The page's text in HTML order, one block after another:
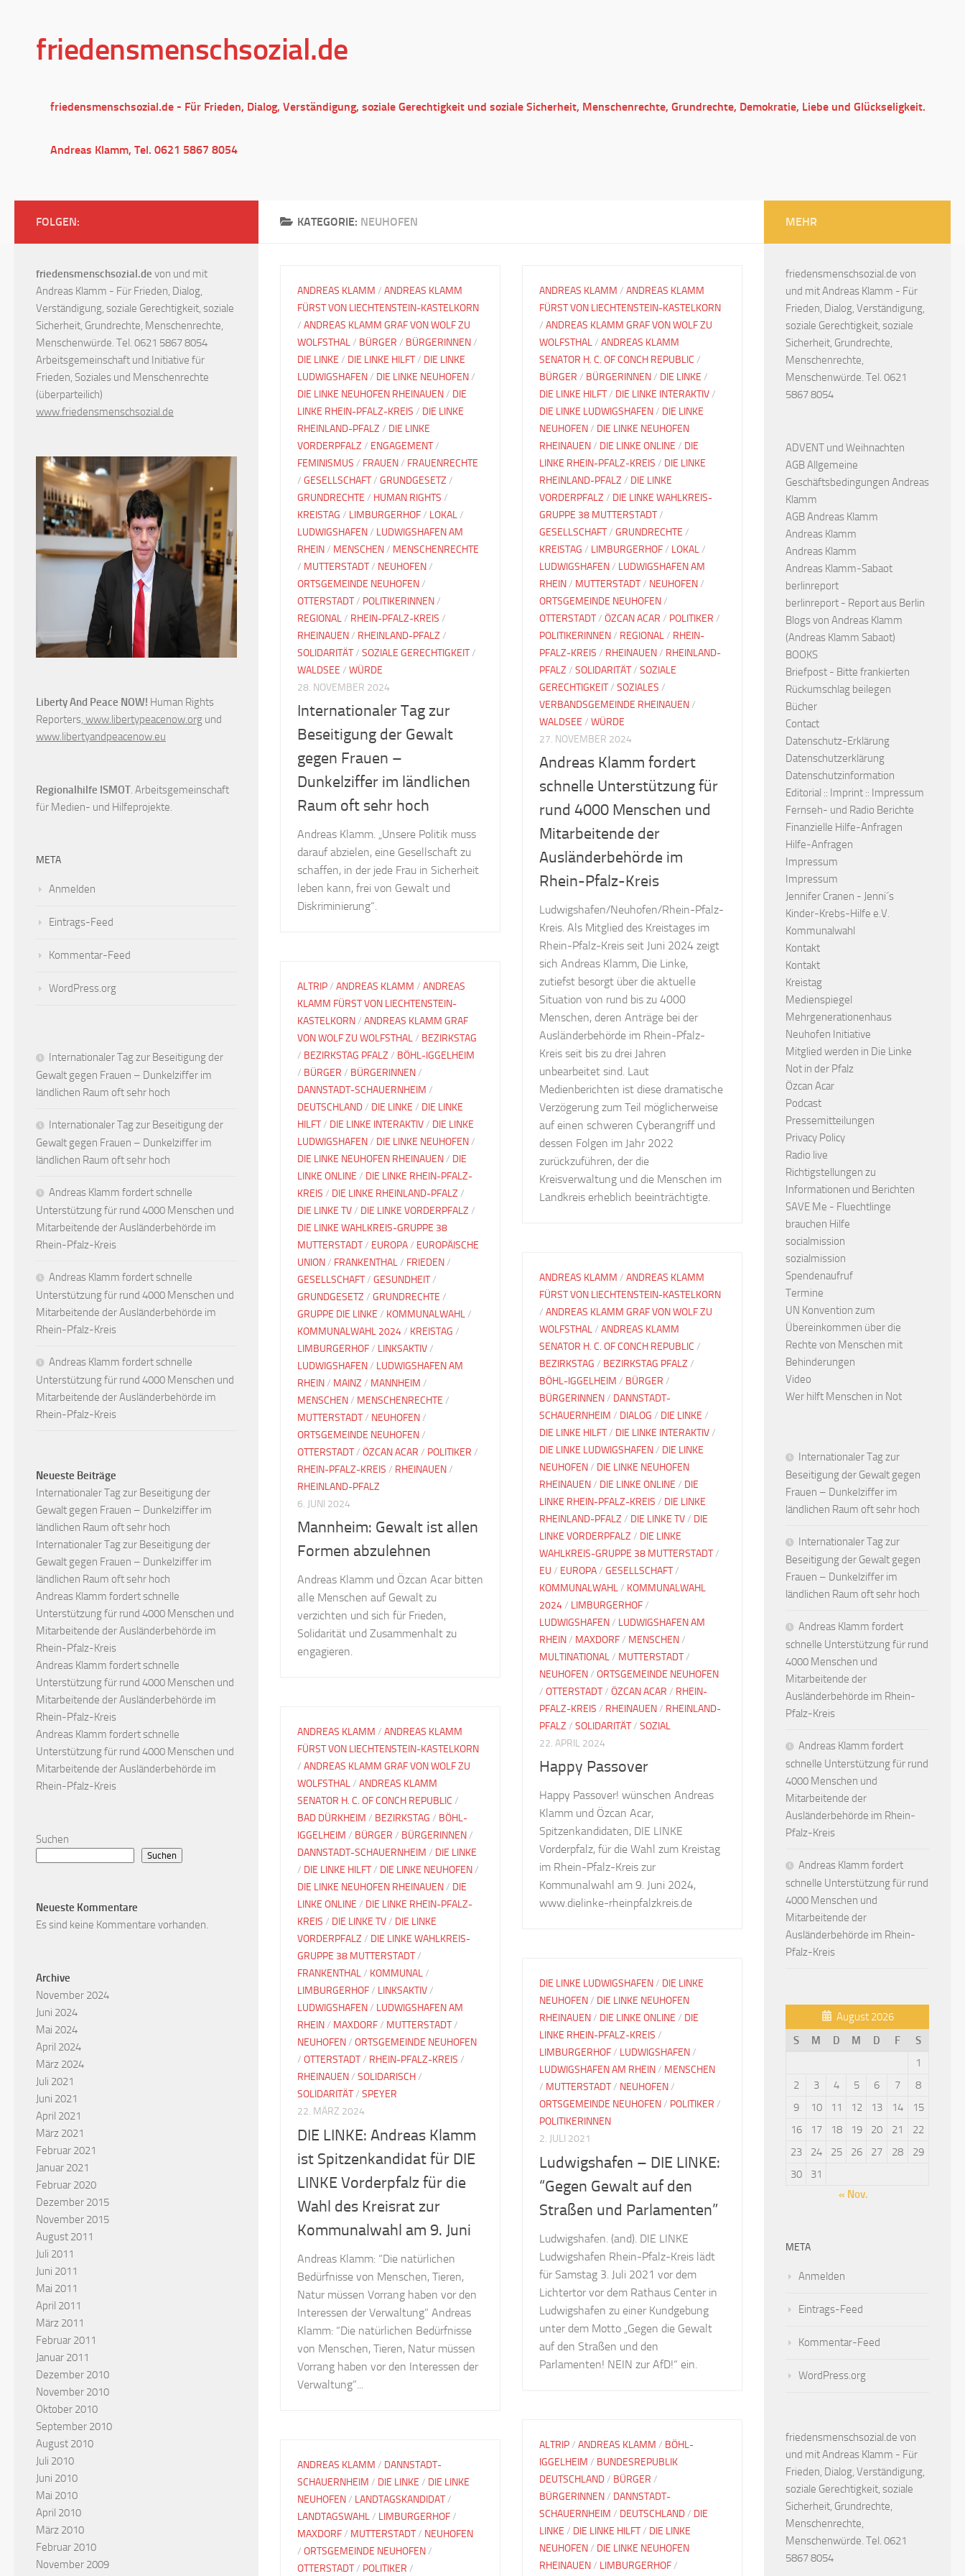
friedensmenschsozial.de
friedensmenschsozial.de - Für Frieden, Dialog, Verständigung, soziale Gerechtigkeit und soziale Sicherheit, Menschenrechte, Grundrechte, Demokratie, Liebe und Glückseligkeit.
Andreas Klamm, Tel. 0621 5867 8054
KATEGORIE: NEUHOFEN
ANDREAS KLAMM / ANDREAS KLAMM
FÜRST VON LIECHTENSTEIN-KASTELKORN
/ ANDREAS KLAMM GRAF VON WOLF ZU
WOLFSTHAL/ BÜRGER / BÜRGERINNEN/
DIE LINKE / DIE LINKE HILFT/ DIE LINKE
LUDWIGSHAFEN/ DIE LINKE NEUHOFEN/
DIE LINKE NEUHOFEN RHEINAUEN/ DIE
LINKE RHEIN-PFALZ-KREIS / DIE LINKE
RHEINLAND-PFALZ / DIE LINKE
VORDERPFALZ / ENGAGEMENT/
FEMINISMUS / FRAUEN/ FRAUENRECHTE
/ GESELLSCHAFT/ GRUNDGESETZ /
GRUNDRECHTE / HUMAN RIGHTS /
KREISTAG / LIMBURGERHOF/ LOKAL/
LUDWIGSHAFEN/ LUDWIGSHAFEN AM
RHEIN/ MENSCHEN/ MENSCHENRECHTE
/ MUTTERSTADT/ NEUHOFEN/
ORTSGEMEINDE NEUHOFEN/
OTTERSTADT/ POLITIKERINNEN/
REGIONAL/ RHEIN-PFALZ-KREIS /
RHEINAUEN/ RHEINLAND-PFALZ /
SOLIDARITÄT/ SOZIALE GERECHTIGKEIT/
WALDSEE / WÜRDE
28. NOVEMBER 2024
Internationaler Tag zur
Beseitigung der Gewalt
gegen Frauen –
Dunkelziffer im ländlichen
Raum oft sehr hoch
Andreas Klamm. „Unsere Politik muss
darauf abzielen, eine Gesellschaft zu
schaffen, in der jede Frau in Sicherheit
leben kann, frei von Gewalt und
Diskriminierung“.
ANDREAS KLAMM / ANDREAS KLAMM
FÜRST VON LIECHTENSTEIN-KASTELKORN
/ ANDREAS KLAMM GRAF VON WOLF ZU
WOLFSTHAL/ ANDREAS KLAMM
SENATOR H. C. OF CONCH REPUBLIC /
BÜRGER / BÜRGERINNEN/ DIE LINKE /
DIE LINKE HILFT/ DIE LINKE INTERAKTIV/
DIE LINKE LUDWIGSHAFEN/ DIE LINKE
NEUHOFEN/ DIE LINKE NEUHOFEN
RHEINAUEN/ DIE LINKE ONLINE / DIE
LINKE RHEIN-PFALZ-KREIS / DIE LINKE
RHEINLAND-PFALZ / DIE LINKE
VORDERPFALZ / DIE LINKE WAHLKREIS-
GRUPPE 38 MUTTERSTADT/
GESELLSCHAFT/ GRUNDRECHTE /
KREISTAG / LIMBURGERHOF/ LOKAL/
LUDWIGSHAFEN/ LUDWIGSHAFEN AM
RHEIN/ MUTTERSTADT/ NEUHOFEN/
ORTSGEMEINDE NEUHOFEN/
OTTERSTADT/ ÖZCAN ACAR / POLITIKER /
POLITIKERINNEN/ REGIONAL/ RHEIN-
PFALZ-KREIS / RHEINAUEN/ RHEINLAND-
PFALZ / SOLIDARITÄT/ SOZIALE
GERECHTIGKEIT/ SOZIALES /
VERBANDSGEMEINDE RHEINAUEN/
WALDSEE / WÜRDE
27. NOVEMBER 2024
Andreas Klamm fordert
schnelle Unterstützung für
rund 4000 Menschen und
Mitarbeitende der
Ausländerbehörde im
Rhein-Pfalz-Kreis
Ludwigshafen/Neuhofen/Rhein-Pfalz-
Kreis. Als Mitglied des Kreistages im
Rhein-Pfalz-Kreis seit Juni 2024 zeigt
sich Andreas Klamm, Die Linke,
zutiefst besorgt über die aktuelle
Situation von rund bis zu 4000
Menschen, deren Anträge bei der
Ausländerbehörde im Rhein-Pfalz-
Kreis seit bis zu drei Jahren
unbearbeitet sind. Laut
Medienberichten ist diese dramatische
Verzögerung zum Teil möglicherweise
auf einen schweren Cyberangriff und
dessen Folgen im Jahr 2022
zurückzuführen, der die
Kreisverwaltung und die Menschen im
Landkreis erheblich beeinträchtigte.
ALTRIP/ ANDREAS KLAMM / ANDREAS
KLAMM FÜRST VON LIECHTENSTEIN-
KASTELKORN/ ANDREAS KLAMM GRAF
VON WOLF ZU WOLFSTHAL/ BEZIRKSTAG
/ BEZIRKSTAG PFALZ / BÖHL-IGGELHEIM
/ BÜRGER / BÜRGERINNEN/
DANNSTADT-SCHAUERNHEIM /
DEUTSCHLAND/ DIE LINKE / DIE LINKE
HILFT/ DIE LINKE INTERAKTIV/ DIE LINKE
LUDWIGSHAFEN/ DIE LINKE NEUHOFEN/
DIE LINKE NEUHOFEN RHEINAUEN/ DIE
LINKE ONLINE / DIE LINKE RHEIN-PFALZ-
KREIS / DIE LINKE RHEINLAND-PFALZ /
DIE LINKE TV/ DIE LINKE VORDERPFALZ /
DIE LINKE WAHLKREIS-GRUPPE 38
MUTTERSTADT/ EUROPA/ EUROPÄISCHE
UNION/ FRANKENTHAL/ FRIEDEN/
GESELLSCHAFT/ GESUNDHEIT/
GRUNDGESETZ / GRUNDRECHTE /
GRUPPE DIE LINKE / KOMMUNALWAHL/
KOMMUNALWAHL 2024/ KREISTAG /
LIMBURGERHOF/ LINKSAKTIV/
LUDWIGSHAFEN/ LUDWIGSHAFEN AM
RHEIN/ MAINZ / MANNHEIM /
MENSCHEN/ MENSCHENRECHTE /
MUTTERSTADT/ NEUHOFEN/
ORTSGEMEINDE NEUHOFEN/
OTTERSTADT/ ÖZCAN ACAR / POLITIKER /
RHEIN-PFALZ-KREIS / RHEINAUEN/
RHEINLAND-PFALZ
6. JUNI 2024
Mannheim: Gewalt ist allen
Formen abzulehnen
Andreas Klamm und Özcan Acar bitten
alle Menschen auf Gewalt zu
verzichten und sich für Frieden,
Solidarität und Zusammenhalt zu
engagieren.
ANDREAS KLAMM / ANDREAS KLAMM
FÜRST VON LIECHTENSTEIN-KASTELKORN
/ ANDREAS KLAMM GRAF VON WOLF ZU
WOLFSTHAL/ ANDREAS KLAMM
SENATOR H. C. OF CONCH REPUBLIC /
BEZIRKSTAG / BEZIRKSTAG PFALZ /
BÖHL-IGGELHEIM / BÜRGER /
BÜRGERINNEN/ DANNSTADT-
SCHAUERNHEIM / DIALOG / DIE LINKE /
DIE LINKE HILFT/ DIE LINKE INTERAKTIV/
DIE LINKE LUDWIGSHAFEN/ DIE LINKE
NEUHOFEN/ DIE LINKE NEUHOFEN
RHEINAUEN/ DIE LINKE ONLINE / DIE
LINKE RHEIN-PFALZ-KREIS / DIE LINKE
RHEINLAND-PFALZ / DIE LINKE TV/ DIE
LINKE VORDERPFALZ / DIE LINKE
WAHLKREIS-GRUPPE 38 MUTTERSTADT/
EU / EUROPA/ GESELLSCHAFT/
KOMMUNALWAHL/ KOMMUNALWAHL
2024/ LIMBURGERHOF/
LUDWIGSHAFEN/ LUDWIGSHAFEN AM
RHEIN/ MAXDORF/ MENSCHEN/
MULTINATIONAL/ MUTTERSTADT/
NEUHOFEN/ ORTSGEMEINDE NEUHOFEN
/ OTTERSTADT/ ÖZCAN ACAR / RHEIN-
PFALZ-KREIS / RHEINAUEN/ RHEINLAND-
PFALZ / SOLIDARITÄT/ SOZIAL
22. APRIL 2024
Happy Passover
Happy Passover! wünschen Andreas
Klamm und Özcan Acar,
Spitzenkandidaten, DIE LINKE
Vorderpfalz, für die Wahl zum Kreistag
im Rhein-Pfalz-Kreis zur
Kommunalwahl am 9. Juni 2024,
www.dielinke-rheinpfalzkreis.de
ANDREAS KLAMM / ANDREAS KLAMM
FÜRST VON LIECHTENSTEIN-KASTELKORN
/ ANDREAS KLAMM GRAF VON WOLF ZU
WOLFSTHAL/ ANDREAS KLAMM
SENATOR H. C. OF CONCH REPUBLIC /
BAD DÜRKHEIM / BEZIRKSTAG / BÖHL-
IGGELHEIM / BÜRGER / BÜRGERINNEN/
DANNSTADT-SCHAUERNHEIM / DIE LINKE
/ DIE LINKE HILFT/ DIE LINKE NEUHOFEN/
DIE LINKE NEUHOFEN RHEINAUEN/ DIE
LINKE ONLINE / DIE LINKE RHEIN-PFALZ-
KREIS / DIE LINKE TV/ DIE LINKE
VORDERPFALZ / DIE LINKE WAHLKREIS-
GRUPPE 38 MUTTERSTADT/
FRANKENTHAL/ KOMMUNAL/
LIMBURGERHOF/ LINKSAKTIV/
LUDWIGSHAFEN/ LUDWIGSHAFEN AM
RHEIN/ MAXDORF/ MUTTERSTADT/
NEUHOFEN/ ORTSGEMEINDE NEUHOFEN
/ OTTERSTADT/ RHEIN-PFALZ-KREIS /
RHEINAUEN/ SOLIDARISCH/
SOLIDARITÄT/ SPEYER
22. MÄRZ 2024
DIE LINKE: Andreas Klamm
ist Spitzenkandidat für DIE
LINKE Vorderpfalz für die
Wahl des Kreisrat zur
Kommunalwahl am 9. Juni
Andreas Klamm: “Die natürlichen
Bedürfnisse von Menschen, Tieren,
Natur müssen Vorrang haben vor den
Interessen der Verwaltung” Andreas
Klamm: “Die natürlichen Bedürfnisse
von Menschen, Tieren, Natur müssen
Vorrang haben vor den Interessen der
Verwaltung”...
DIE LINKE LUDWIGSHAFEN/ DIE LINKE
NEUHOFEN/ DIE LINKE NEUHOFEN
RHEINAUEN/ DIE LINKE ONLINE / DIE
LINKE RHEIN-PFALZ-KREIS /
LIMBURGERHOF/ LUDWIGSHAFEN/
LUDWIGSHAFEN AM RHEIN/ MENSCHEN
/ MUTTERSTADT/ NEUHOFEN/
ORTSGEMEINDE NEUHOFEN/ POLITIKER /
POLITIKERINNEN
2. JULI 2021
Ludwigshafen – DIE LINKE:
“Gegen Gewalt auf den
Straßen und Parlamenten”
Ludwigshafen. (and). DIE LINKE
Ludwigshafen Rhein-Pfalz-Kreis lädt
für Samstag 3. Juli 2021 vor dem
Lichtertor vor dem Rathaus Center in
Ludwigshafen zu einer Kundgebung
unter dem Motto „Gegen die Gewalt
auf den Straßen und den
Parlamenten! NEIN zur AfD!“ ein.
ALTRIP/ ANDREAS KLAMM / BÖHL-
IGGELHEIM / BUNDESREPUBLIK
DEUTSCHLAND/ BÜRGER /
BÜRGERINNEN/ DANNSTADT-
SCHAUERNHEIM / DEUTSCHLAND/ DIE
LINKE / DIE LINKE HILFT/ DIE LINKE
NEUHOFEN/ DIE LINKE NEUHOFEN
RHEINAUEN/ LIMBURGERHOF/
ANDREAS KLAMM / DANNSTADT-
SCHAUERNHEIM / DIE LINKE / DIE LINKE
NEUHOFEN/ LANDTAGSKANDIDAT/
LANDTAGSWAHL/ LIMBURGERHOF/
MAXDORF/ MUTTERSTADT/ NEUHOFEN
/ ORTSGEMEINDE NEUHOFEN/
OTTERSTADT/ POLITIKER /
FOLGEN:
friedensmenschsozial.de von und mit
Andreas Klamm - Für Frieden, Dialog,
Verständigung, soziale Gerechtigkeit, soziale
Sicherheit, Grundrechte, Menschenrechte,
Menschenwürde. Tel. 0621 5867 8054
Arbeitsgemeinschaft und Initiative für
Frieden, Soziales und Menschenrechte
(überparteilich)
www.friedensmenschsozial.de
Liberty And Peace NOW! Human Rights
Reporters, www.libertypeacenow.org und
www.libertyandpeacenow.eu
Regionalhilfe ISMOT. Arbeitsgemeinschaft
für Medien- und Hilfeprojekte.
META
Anmelden
Eintrags-Feed
Kommentar-Feed
WordPress.org
Internationaler Tag zur Beseitigung der
Gewalt gegen Frauen – Dunkelziffer im
ländlichen Raum oft sehr hoch
Internationaler Tag zur Beseitigung der
Gewalt gegen Frauen – Dunkelziffer im
ländlichen Raum oft sehr hoch
Andreas Klamm fordert schnelle
Unterstützung für rund 4000 Menschen und
Mitarbeitende der Ausländerbehörde im
Rhein-Pfalz-Kreis
Andreas Klamm fordert schnelle
Unterstützung für rund 4000 Menschen und
Mitarbeitende der Ausländerbehörde im
Rhein-Pfalz-Kreis
Andreas Klamm fordert schnelle
Unterstützung für rund 4000 Menschen und
Mitarbeitende der Ausländerbehörde im
Rhein-Pfalz-Kreis
Neueste Beiträge
Internationaler Tag zur Beseitigung der
Gewalt gegen Frauen – Dunkelziffer im
ländlichen Raum oft sehr hoch
Internationaler Tag zur Beseitigung der
Gewalt gegen Frauen – Dunkelziffer im
ländlichen Raum oft sehr hoch
Andreas Klamm fordert schnelle
Unterstützung für rund 4000 Menschen und
Mitarbeitende der Ausländerbehörde im
Rhein-Pfalz-Kreis
Andreas Klamm fordert schnelle
Unterstützung für rund 4000 Menschen und
Mitarbeitende der Ausländerbehörde im
Rhein-Pfalz-Kreis
Andreas Klamm fordert schnelle
Unterstützung für rund 4000 Menschen und
Mitarbeitende der Ausländerbehörde im
Rhein-Pfalz-Kreis
Suchen
Suchen
Neueste Kommentare
Es sind keine Kommentare vorhanden.
Archive
November 2024
Juni 2024
Mai 2024
April 2024
März 2024
Juli 2021
Juni 2021
April 2021
März 2021
Februar 2021
Januar 2021
Februar 2020
Dezember 2015
November 2015
August 2011
Juli 2011
Juni 2011
Mai 2011
April 2011
März 2011
Februar 2011
Januar 2011
Dezember 2010
November 2010
Oktober 2010
September 2010
August 2010
Juli 2010
Juni 2010
Mai 2010
April 2010
März 2010
Februar 2010
November 2009
MEHR
friedensmenschsozial.de von
und mit Andreas Klamm - Für
Frieden, Dialog, Verständigung,
soziale Gerechtigkeit, soziale
Sicherheit, Grundrechte,
Menschenrechte,
Menschenwürde. Tel. 0621
5867 8054
ADVENT und Weihnachten
AGB Allgemeine
Geschäftsbedingungen Andreas
Klamm
AGB Andreas Klamm
Andreas Klamm
Andreas Klamm
Andreas Klamm-Sabaot
berlinreport
berlinreport - Report aus Berlin
Blogs von Andreas Klamm
(Andreas Klamm Sabaot)
BOOKS
Briefpost - Bitte frankierten
Rückumschlag beilegen
Bücher
Contact
Datenschutz-Erklärung
Datenschutzerklärung
Datenschutzinformation
Editorial :: Imprint :: Impressum
Fernseh- und Radio Berichte
Finanzielle Hilfe-Anfragen
Hilfe-Anfragen
Impressum
Impressum
Jennifer Cranen - Jenni´s
Kinder-Krebs-Hilfe e.V.
Kommunalwahl
Kontakt
Kontakt
Kreistag
Medienspiegel
Mehrgenerationenhaus
Neuhofen Initiative
Mitglied werden in Die Linke
Not in der Pfalz
Özcan Acar
Podcast
Pressemitteilungen
Privacy Policy
Radio live
Richtigstellungen zu
Informationen und Berichten
SAVE Me - Fluechtlinge
brauchen Hilfe
socialmission
sozialmission
Spendenaufruf
Termine
UN Konvention zum
Übereinkommen über die
Rechte von Menschen mit
Behinderungen
Video
Wer hilft Menschen in Not
Internationaler Tag zur
Beseitigung der Gewalt gegen
Frauen – Dunkelziffer im
ländlichen Raum oft sehr hoch
Internationaler Tag zur
Beseitigung der Gewalt gegen
Frauen – Dunkelziffer im
ländlichen Raum oft sehr hoch
Andreas Klamm fordert
schnelle Unterstützung für rund
4000 Menschen und
Mitarbeitende der
Ausländerbehörde im Rhein-
Pfalz-Kreis
Andreas Klamm fordert
schnelle Unterstützung für rund
4000 Menschen und
Mitarbeitende der
Ausländerbehörde im Rhein-
Pfalz-Kreis
Andreas Klamm fordert
schnelle Unterstützung für rund
4000 Menschen und
Mitarbeitende der
Ausländerbehörde im Rhein-
Pfalz-Kreis
August 2026
S
M D M D F
S
1
2
3 4 5 6 7
8
9
10 11 12 13 14
15
16
17 18 19 20 21
22
23
24 25 26 27 28
29
30
31
« Nov.
META
Anmelden
Eintrags-Feed
Kommentar-Feed
WordPress.org
friedensmenschsozial.de von
und mit Andreas Klamm - Für
Frieden, Dialog, Verständigung,
soziale Gerechtigkeit, soziale
Sicherheit, Grundrechte,
Menschenrechte,
Menschenwürde. Tel. 0621
5867 8054